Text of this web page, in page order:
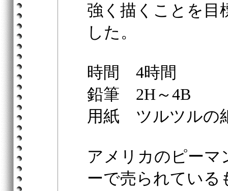
強く描くことを目
した。
時間 4時間
鉛筆 2H～4B
用紙 ツルツルの
アメリカのピーマ
ーで売られている